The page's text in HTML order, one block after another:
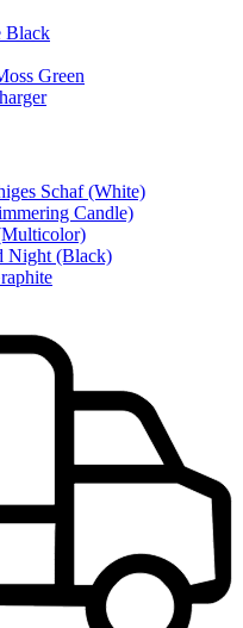
Black
Green
Schaf (White)
Candle)
Night (Black)